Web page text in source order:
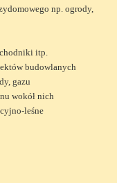
np. ogrody,
itp.
budowlanych
gazu
wokół nich
leśne